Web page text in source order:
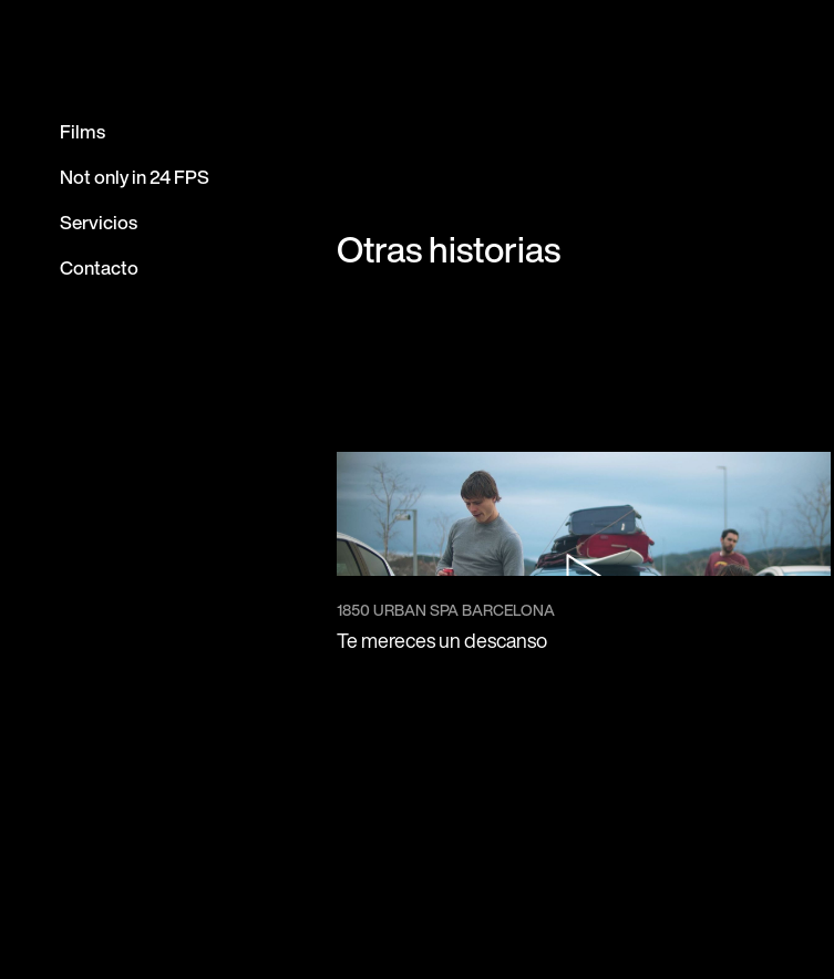
Films
Not only in 24 FPS
Servicios
Contacto
Otras historias
1850 URBAN SPA BARCELONA
Te mereces un descanso